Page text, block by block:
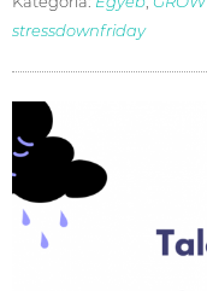
stressdownfriday